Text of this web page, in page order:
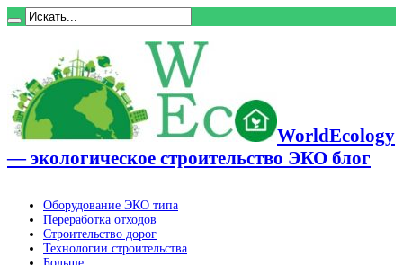
WorldEcology
— экологическое строительство ЭКО блог
Оборудование ЭКО типа
Переработка отходов
Строительство дорог
Технологии строительства